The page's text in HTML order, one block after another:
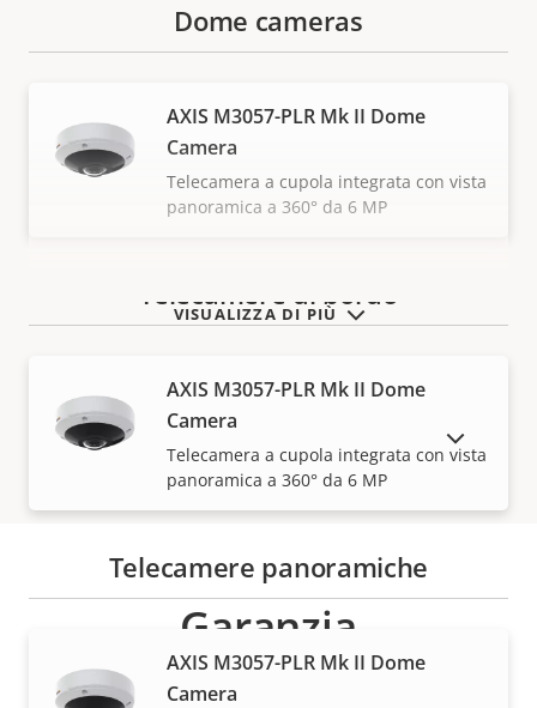
VISUALIZZA DI PIÙ
Dome cameras
AXIS M3057-PLR Mk II Dome
Camera
Telecamera a cupola integrata con vista
panoramica a 360° da 6 MP
Telecamere di bordo
AXIS M3057-PLR Mk II Dome
Camera
Telecamera a cupola integrata con vista
panoramica a 360° da 6 MP
Telecamere panoramiche
AXIS M3057-PLR Mk II Dome
Camera
MOSTRA DISPOSITIVI FUORI PRODUZIONE
Garanzia